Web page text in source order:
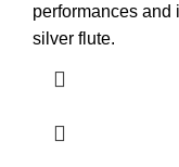
performances and
silver flute.